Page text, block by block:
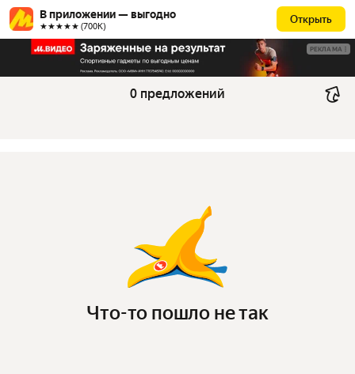
В приложении — выгодно
★★★★★ (700К)
Открыть
РЕКЛАМА
0 предложений
Что-то пошло не так